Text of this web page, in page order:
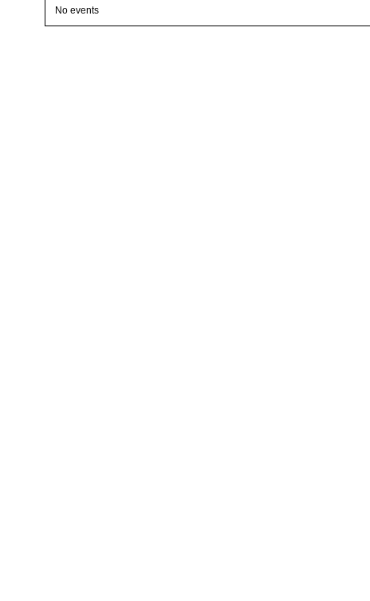
No events